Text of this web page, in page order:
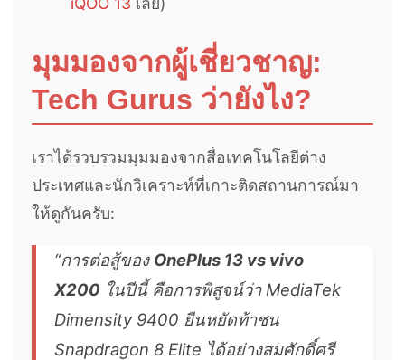
มุมมองจากผู้เชี่ยวชาญ:
Tech Gurus ว่ายังไง?
เราได้รวบรวมมุมมองจากสื่อเทคโนโลยีต่าง
ประเทศและนักวิเคราะห์ที่เกาะติดสถานการณ์มา
ให้ดูกันครับ:
“การต่อสู้ของ OnePlus 13 vs vivo
X200 ในปีนี้ คือการพิสูจน์ว่า MediaTek
Dimensity 9400 ยืนหยัดท้าชน
Snapdragon 8 Elite ได้อย่างสมศักดิ์ศรี